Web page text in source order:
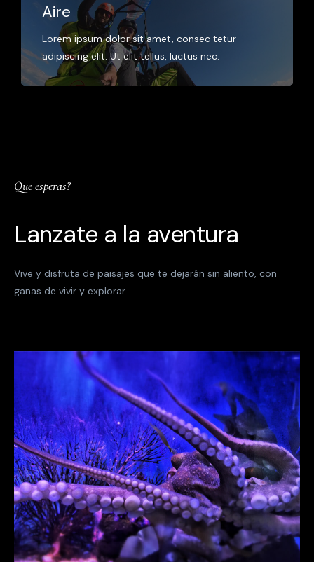
Aire
Lorem ipsum dolor sit amet, consec tetur
adipiscing elit. Ut elit tellus, luctus nec.
Que esperas?
Lanzate a la aventura
Vive y disfruta de paisajes que te dejarán sin aliento, con
ganas de vivir y explorar.